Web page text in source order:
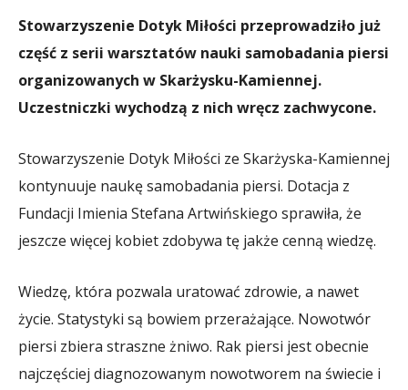
Stowarzyszenie Dotyk Miłości przeprowadziło już
część z serii warsztatów nauki samobadania piersi
organizowanych w Skarżysku-Kamiennej.
Uczestniczki wychodzą z nich wręcz zachwycone.
Stowarzyszenie Dotyk Miłości ze Skarżyska-Kamiennej
kontynuuje naukę samobadania piersi. Dotacja z
Fundacji Imienia Stefana Artwińskiego sprawiła, że
jeszcze więcej kobiet zdobywa tę jakże cenną wiedzę.
Wiedzę, która pozwala uratować zdrowie, a nawet
życie. Statystyki są bowiem przerażające. Nowotwór
piersi zbiera straszne żniwo. Rak piersi jest obecnie
najczęściej diagnozowanym nowotworem na świecie i